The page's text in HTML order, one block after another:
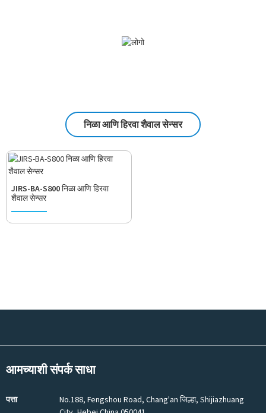
निळा आणि हिरवा शैवाल सेन्सर
JIRS-BA-S800 निळा आणि हिरवा
शैवाल सेन्सर
आमच्याशी संपर्क साधा
पत्ता
No.188, Fengshou Road, Chang'an जिल्हा, Shijiazhuang